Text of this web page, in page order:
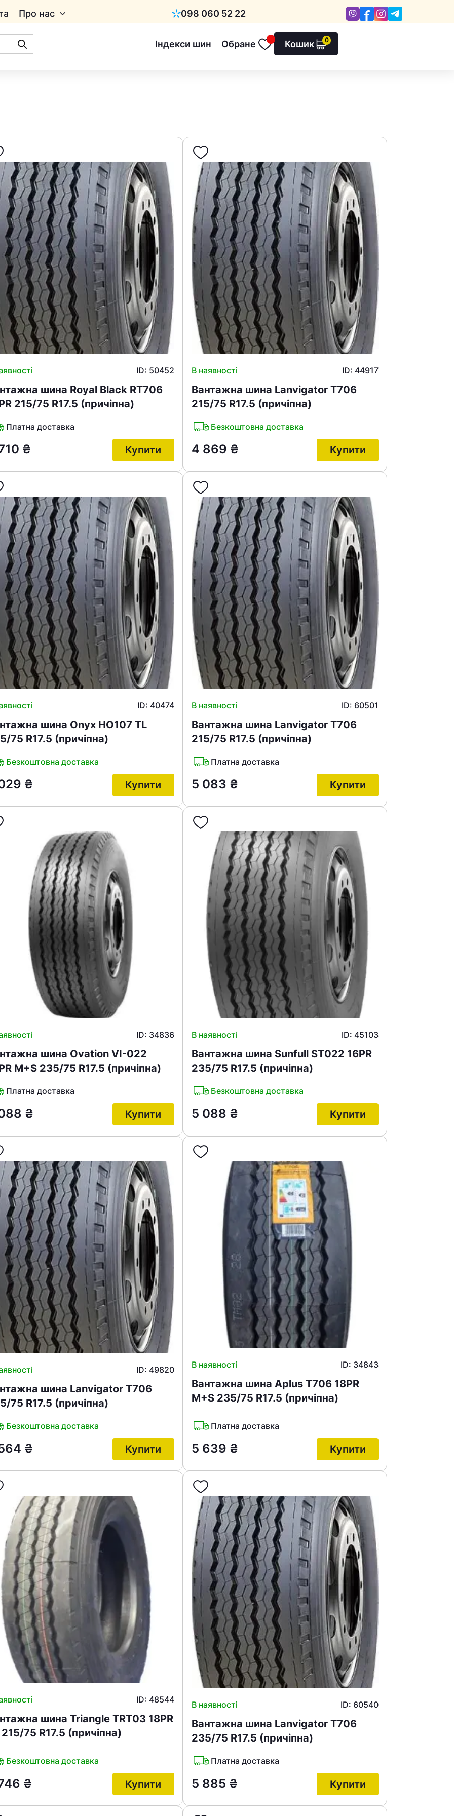
Про нас 098 060 52 22
Київстар
ViberFacebookInstagram
Індекси шин Обране
Обране Кошик 0
товарів.
Contact form не знайдена.
Ваш номер надіслано.
зв’яжеться з вами
найближчим часом
ID: 50452
шина Royal Black RT706
215/75 R17.5 (причіпна)
Платна доставка
₴ Купити
В наявності ID: 44917
Вантажна шина Lanvigator T706
215/75 R17.5 (причіпна)
Безкоштовна доставка
4 869 ₴ Купити
ID: 40474
шина Onyx HO107 TL
75 R17.5 (причіпна)
Безкоштовна доставка
₴ Купити
В наявності ID: 60501
Вантажна шина Lanvigator T706
215/75 R17.5 (причіпна)
Платна доставка
5 083 ₴ Купити
ID: 34836
шина Ovation VI-022
M+S 235/75 R17.5 (причіпна)
Платна доставка
₴ Купити
В наявності ID: 45103
Вантажна шина Sunfull ST022 16PR
235/75 R17.5 (причіпна)
Безкоштовна доставка
5 088 ₴ Купити
ID: 49820
шина Lanvigator T706
75 R17.5 (причіпна)
Безкоштовна доставка
₴ Купити
В наявності ID: 34843
Вантажна шина Aplus T706 18PR
M+S 235/75 R17.5 (причіпна)
Платна доставка
5 639 ₴ Купити
ID: 48544
шина Triangle TRT03 18PR
75 R17.5 (причіпна)
Безкоштовна доставка
₴ Купити
В наявності ID: 60540
Вантажна шина Lanvigator T706
235/75 R17.5 (причіпна)
Платна доставка
5 885 ₴ Купити